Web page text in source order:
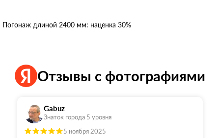
Погонаж длиной 2400 мм: наценка 30%
Отзывы с фотографиями
Gabuz
Знаток города 5 уровня
5 ноября 2025